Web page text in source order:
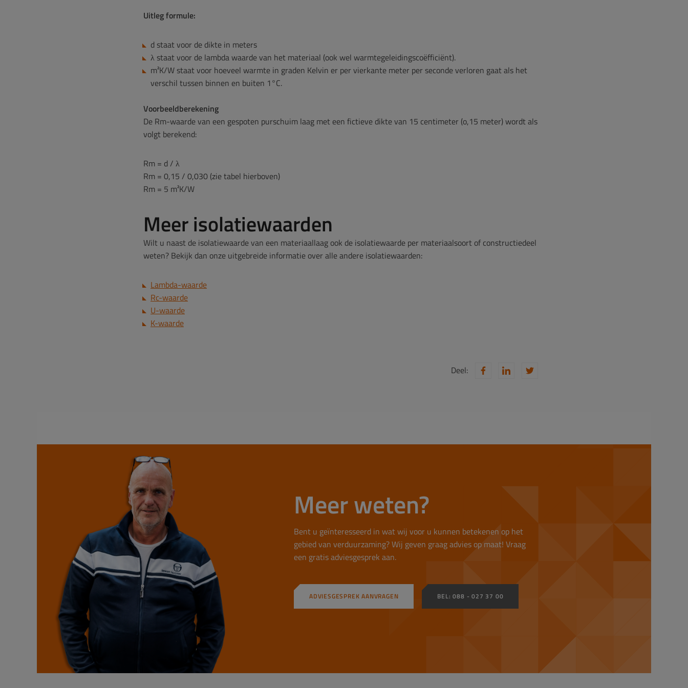
Uitleg formule:
d staat voor de dikte in meters
λ staat voor de lambda waarde van het materiaal (ook wel warmtegeleidingscoëfficiënt).
m²K/W staat voor hoeveel warmte in graden Kelvin er per vierkante meter per seconde verloren gaat als het
verschil tussen binnen en buiten 1°C.
Voorbeeldberekening
De Rm-waarde van een gespoten purschuim laag met een fictieve dikte van 15 centimeter (o,15 meter) wordt als
volgt berekend:
Rm = d / λ
Rm = 0,15 / 0,030 (zie tabel hierboven)
Rm = 5 m²K/W
Meer isolatiewaarden
Wilt u naast de isolatiewaarde van een materiaallaag ook de isolatiewaarde per materiaalsoort of constructiedeel
weten? Bekijk dan onze uitgebreide informatie over alle andere isolatiewaarden:
Lambda-waarde
Rc-waarde
U-waarde
K-waarde
Deel:
Meer weten?
Bent u geïnteresseerd in wat wij voor u kunnen betekenen op het
gebied van verduurzaming? Wij geven graag advies op maat! Vraag
een gratis adviesgesprek aan.
ADVIESGESPREK AANVRAGEN BEL: 088 - 027 37 00